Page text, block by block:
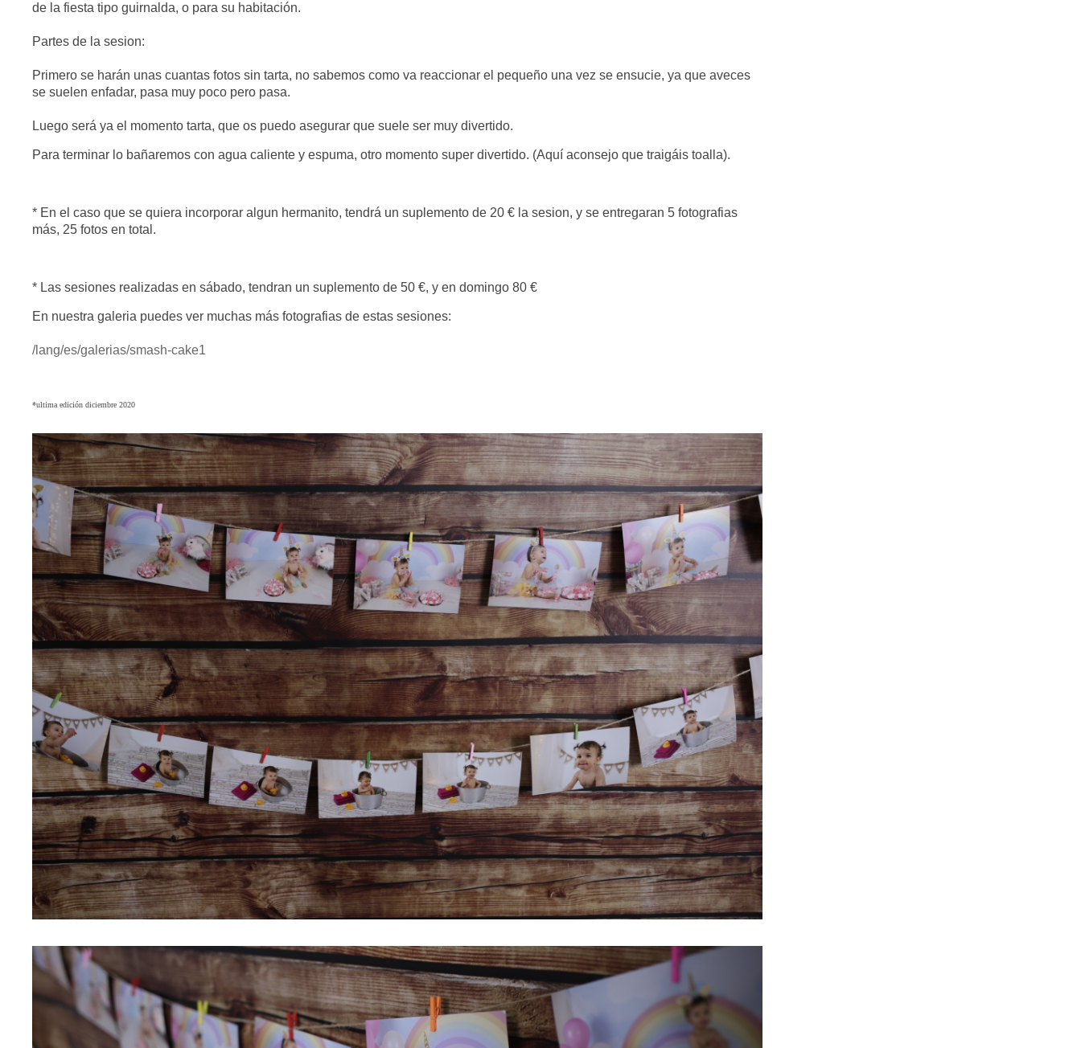
de la fiesta tipo guirnalda, o para su habitación.
Partes de la sesion:
Primero se harán unas cuantas fotos sin tarta, no sabemos como va reaccionar el pequeño una vez se ensucie, ya que aveces
se suelen enfadar, pasa muy poco pero pasa.
Luego será ya el momento tarta, que os puedo asegurar que suele ser muy divertido.
Para terminar lo bañaremos con agua caliente y espuma, otro momento super divertido. (Aquí aconsejo que traigáis toalla).
* En el caso que se quiera incorporar algun hermanito, tendrá un suplemento de 20 € la sesion, y se entregaran 5 fotografias
más, 25 fotos en total.
* Las sesiones realizadas en sábado, tendran un suplemento de 50 €, y en domingo 80 €
En nuestra galeria puedes ver muchas más fotografias de estas sesiones:
/lang/es/galerias/smash-cake1
*ultima edición diciembre 2020